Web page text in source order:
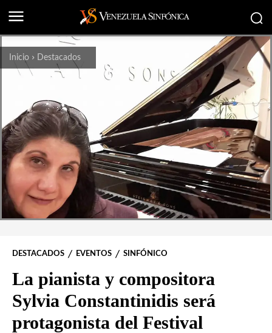
Inicio Destacados
DESTACADOS EVENTOS SINFÓNICO
La pianista y compositora
Sylvia Constantinidis será
protagonista del Festival